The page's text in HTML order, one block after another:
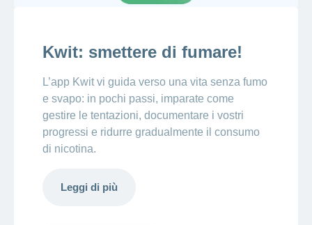
Kwit: smettere di fumare!
L’app Kwit vi guida verso una vita senza fumo
e svapo: in pochi passi, imparate come
gestire le tentazioni, documentare i vostri
progressi e ridurre gradualmente il consumo
di nicotina.
Leggi di più